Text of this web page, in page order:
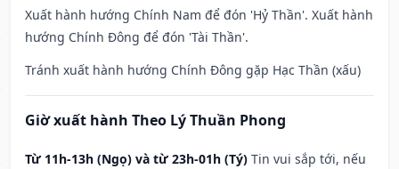
Xuất hành hướng Chính Nam để đón 'Hỷ Thần'. Xuất hành
hướng Chính Đông để đón 'Tài Thần'.
Tránh xuất hành hướng Chính Đông gặp Hạc Thần (xấu)
Giờ xuất hành Theo Lý Thuần Phong
Từ 11h-13h (Ngọ) và từ 23h-01h (Tý) Tin vui sắp tới, nếu